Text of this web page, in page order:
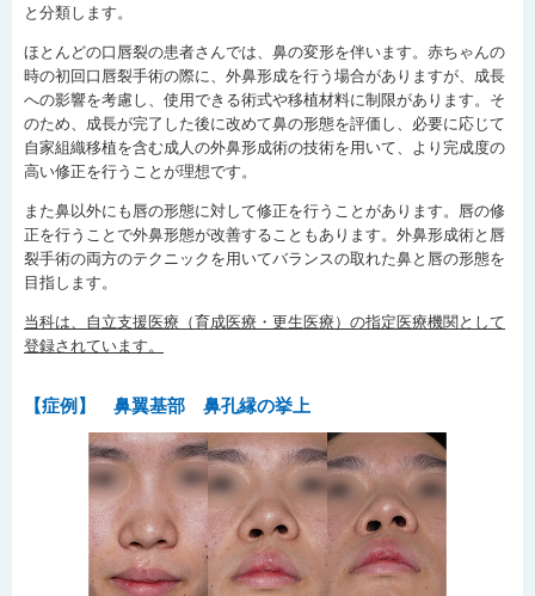
と分類します。
ほとんどの口唇裂の患者さんでは、鼻の変形を伴います。赤ちゃんの
時の初回口唇裂手術の際に、外鼻形成を行う場合がありますが、成長
への影響を考慮し、使用できる術式や移植材料に制限があります。そ
のため、成長が完了した後に改めて鼻の形態を評価し、必要に応じて
自家組織移植を含む成人の外鼻形成術の技術を用いて、より完成度の
高い修正を行うことが理想です。
また鼻以外にも唇の形態に対して修正を行うことがあります。唇の修
正を行うことで外鼻形態が改善することもあります。外鼻形成術と唇
裂手術の両方のテクニックを用いてバランスの取れた鼻と唇の形態を
目指します。
当科は、自立支援医療（育成医療・更生医療）の指定医療機関として
登録されています。
【症例】 鼻翼基部 鼻孔縁の挙上